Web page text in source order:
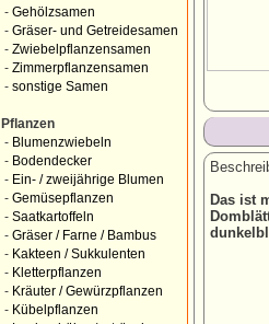
- Gehölzsamen
- Gräser- und Getreidesamen
- Zwiebelpflanzensamen
- Zimmerpflanzensamen
- sonstige Samen
Pflanzen
- Blumenzwiebeln
- Bodendecker
- Ein- / zweijährige Blumen
- Gemüsepflanzen
- Saatkartoffeln
- Gräser / Farne / Bambus
- Kakteen / Sukkulenten
- Kletterpflanzen
- Kräuter / Gewürzpflanzen
- Kübelpflanzen
Das ist